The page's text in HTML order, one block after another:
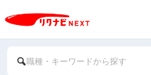
職種・キーワードから探す